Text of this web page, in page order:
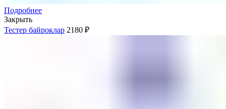
Подробнее
Закрыть
Тестер байроклар 2180 ₽